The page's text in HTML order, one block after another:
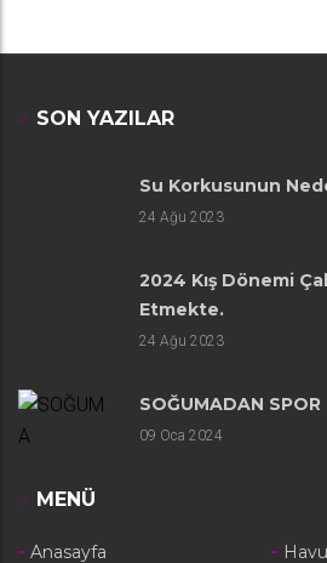
SON YAZILAR
Su Korkusunun
24 Ağu 2023
2024 Kış Dönemi
Etmekte.
24 Ağu 2023
SOĞUMADAN
09 Oca 2024
MENÜ
Anasayfa